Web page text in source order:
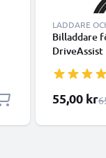
LADDARE
Billaddare
snabb 5V
kabel /
Specialpris
55,00 kr